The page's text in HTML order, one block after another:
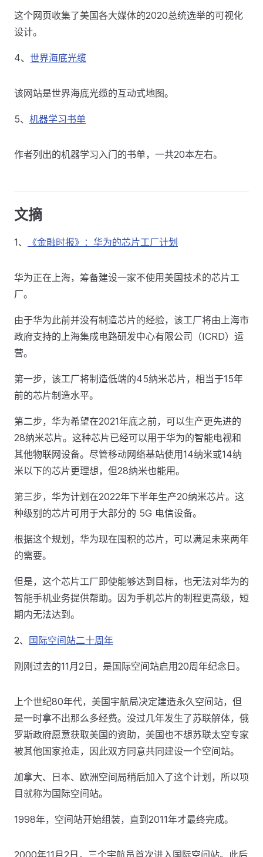
这个网页收集了美国各大媒体的2020总统选举的可视化
设计。
4、 世界海底光缆
该网站是世界海底光缆的互动式地图。
5、 机器学习书单
作者列出的机器学习入门的书单，一共20本左右。
文摘
1、 《金融时报》：华为的芯片工厂计划
华为正在上海，筹备建设一家不使用美国技术的芯片工
厂。
由于华为此前并没有制造芯片的经验，该工厂将由上海市
政府支持的上海集成电路研发中心有限公司（ICRD）运
营。
第一步，该工厂将制造低端的45纳米芯片，相当于15年
前的芯片制造水平。
第二步，华为希望在2021年底之前，可以生产更先进的
28纳米芯片。这种芯片已经可以用于华为的智能电视和
其他物联网设备。尽管移动网络基站使用14纳米或14纳
米以下的芯片更理想，但28纳米也能用。
第三步，华为计划在2022年下半年生产20纳米芯片。这
种级别的芯片可用于大部分的 5G 电信设备。
根据这个规划，华为现在囤积的芯片，可以满足未来两年
的需要。
但是，这个芯片工厂即使能够达到目标，也无法对华为的
智能手机业务提供帮助。因为手机芯片的制程更高级，短
期内无法达到。
2、 国际空间站二十周年
刚刚过去的11月2日，是国际空间站启用20周年纪念日。
上个世纪80年代，美国宇航局决定建造永久空间站，但
是一时拿不出那么多经费。没过几年发生了苏联解体，俄
罗斯政府愿意获取美国的资助，美国也不想苏联太空专家
被其他国家抢走，因此双方同意共同建设一个空间站。
加拿大、日本、欧洲空间局稍后加入了这个计划，所以项
目就称为国际空间站。
1998年，空间站开始组装，直到2011年才最终完成。
2000年11月2日，三个宇航员首次进入国际空间站。此后